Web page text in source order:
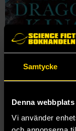
Samtycke
Denna
Vi använder
The Last Dragon
Leia Stone
Längre leveranstid